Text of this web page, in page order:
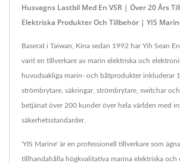
Husvagns Lastbil Med En VSR | Över 20 Års
Elektriska Produkter Och Tillbehör | YIS
Baserat i Taiwan, Kina sedan 1992 har Yih Sean
varit en tillverkare av marin elektriska och
huvudsakliga marin- och båtprodukter inkluderar
strömbrytare, säkringar, strömbrytare, switchar
betjänat över 200 kunder över hela världen med
säkerhetsstandarder.
'YIS Marine' är en professionell tillverkare som
tillhandahålla högkvalitativa marina elektriska och